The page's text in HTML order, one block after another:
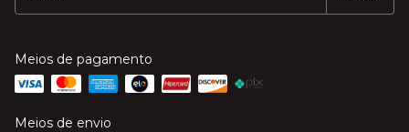
Meios de pagamento
Meios de envio